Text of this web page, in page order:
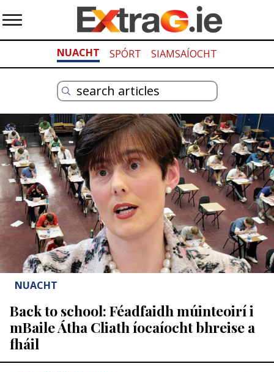
NUACHT SPÓRT SIAMSAÍOCHT
NUACHT
Back to school: Féadfaidh múinteoirí i
mBaile Átha Cliath íocaíocht bhreise a
fháil